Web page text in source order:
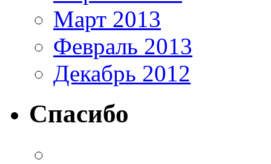
Март 2013
Февраль 2013
Декабрь 2012
Спасибо